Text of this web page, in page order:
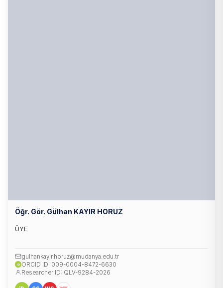
Öğr. Gör. Gülhan KAYIR HORUZ
ÜYE
gulhankayir.horuz@mudanya.edu.tr
iD ORCID ID: 009-0004-8472-6630
Researcher ID: QLV-9284-2026